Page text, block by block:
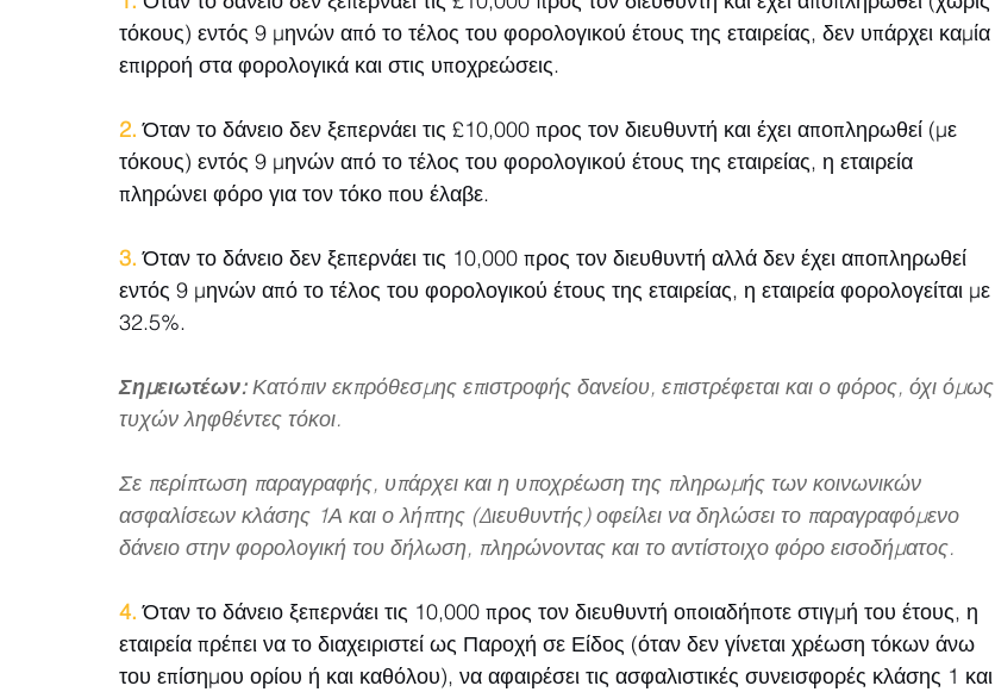
τόκους) εντός 9 μηνών από το τέλος του φορολογικού έτους της εταιρείας, δεν υπάρχει καμία
επιρροή στα φορολογικά και στις υποχρεώσεις.
2. Όταν το δάνειο δεν ξεπερνάει τις £10,000 προς τον διευθυντή και έχει αποπληρωθεί (με
τόκους) εντός 9 μηνών από το τέλος του φορολογικού έτους της εταιρείας, η εταιρεία
πληρώνει φόρο για τον τόκο που έλαβε.
3. Όταν το δάνειο δεν ξεπερνάει τις 10,000 προς τον διευθυντή αλλά δεν έχει αποπληρωθεί
εντός 9 μηνών από το τέλος του φορολογικού έτους της εταιρείας, η εταιρεία φορολογείται με
32.5%.
Σημειωτέων: Κατόπιν εκπρόθεσμης επιστροφής δανείου, επιστρέφεται και ο φόρος, όχι όμως
τυχών ληφθέντες τόκοι.
Σε περίπτωση παραγραφής, υπάρχει και η υποχρέωση της πληρωμής των κοινωνικών
ασφαλίσεων κλάσης 1Α και ο λήπτης (Διευθυντής) οφείλει να δηλώσει το παραγραφόμενο
δάνειο στην φορολογική του δήλωση, πληρώνοντας και το αντίστοιχο φόρο εισοδήματος.
4. Όταν το δάνειο ξεπερνάει τις 10,000 προς τον διευθυντή οποιαδήποτε στιγμή του έτους, η
εταιρεία πρέπει να το διαχειριστεί ως Παροχή σε Είδος (όταν δεν γίνεται χρέωση τόκων άνω
του επίσημου ορίου ή και καθόλου), να αφαιρέσει τις ασφαλιστικές συνεισφορές κλάσης 1 και